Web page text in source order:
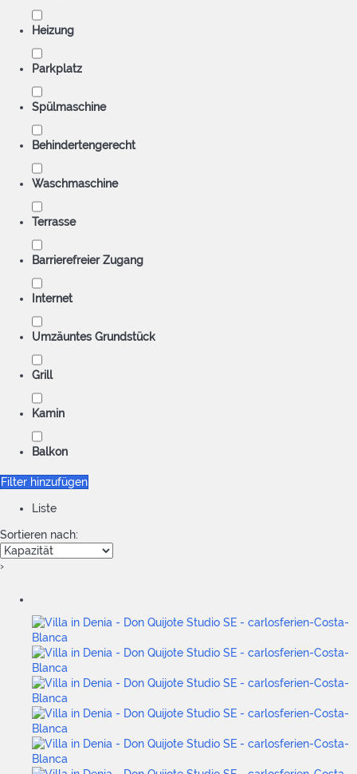
Heizung
Parkplatz
Spülmaschine
Behindertengerecht
Waschmaschine
Terrasse
Barrierefreier Zugang
Internet
Umzäuntes Grundstück
Grill
Kamin
Balkon
Filter hinzufügen
Liste
Sortieren nach:
›